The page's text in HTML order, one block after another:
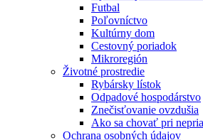
Futbal
Poľovníctvo
Kultúrny dom
Cestovný poriadok
Mikroregión
Životné prostredie
Rybársky lístok
Odpadové hospodárstvo
Znečisťovanie ovzdušia
Ako sa chovať pri
Ochrana osobných údajov